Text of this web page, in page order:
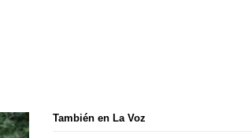
También en La Voz